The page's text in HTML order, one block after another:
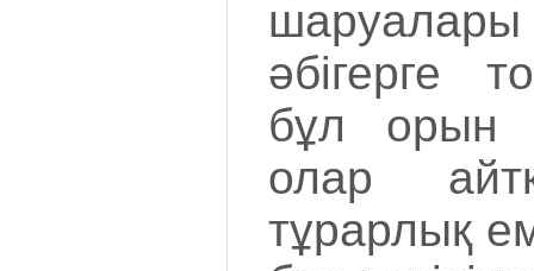
әбігерге
бұл орын
олар
тұрарлық